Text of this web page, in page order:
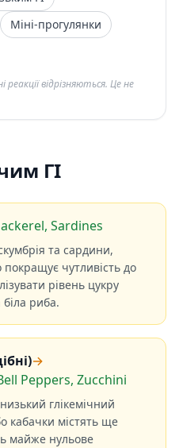
Міні-прогулянки
відрізняються. Це не
ГІ
Sardines
та сардини,
чутливість до
рівень цукру
риба.
→
Peppers, Zucchini
глікемічний
кабачки містять ще
майже нульове